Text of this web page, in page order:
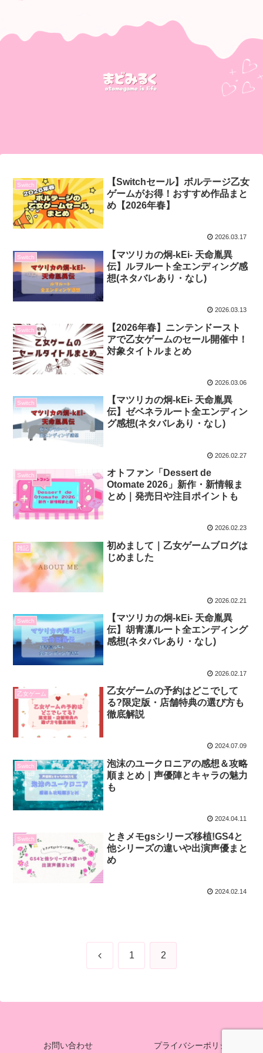
Switch
【Switchセール】ボルテージ乙女
ゲームがお得！おすすめ作品まと
め【2026年春】
2026.03.17
Switch
【マツリカの炯-kEi- 天命胤異
伝】ルヲルート全エンディング感
想(ネタバレあり・なし)
2026.03.13
Switch
【2026年春】ニンテンドースト
アで乙女ゲームのセール開催中！
対象タイトルまとめ
2026.03.06
Switch
【マツリカの炯-kEi- 天命胤異
伝】ゼベネラルート全エンディン
グ感想(ネタバレあり・なし)
2026.02.27
Switch
オトファン「Dessert de
Otomate 2026」新作・新情報ま
とめ｜発売日や注目ポイントも
2026.02.23
雑記
初めまして｜乙女ゲームブログは
じめました
2026.02.21
Switch
【マツリカの炯-kEi- 天命胤異
伝】胡青凛ルート全エンディング
感想(ネタバレあり・なし)
2026.02.17
乙女ゲーム
乙女ゲームの予約はどこでして
る?限定版・店舗特典の選び方も
徹底解説
2024.07.09
Switch
泡沫のユークロニアの感想＆攻略
順まとめ｜声優陣とキャラの魅力
も
2024.04.11
Switch
ときメモgsシリーズ移植!GS4と
他シリーズの違いや出演声優まと
め
2024.02.14
前 1 2
お問い合わせ プライバシーポリシー